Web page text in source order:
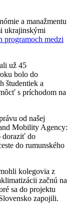
a manažmentu
ukrajinskými
programoch medzi
už 45
bolo do
študentiek a
s príchodom na
od našej
Mobility Agency:
doraziť do
do rumunského
kolegovia z
začnú na
sa do projektu
zapojili.